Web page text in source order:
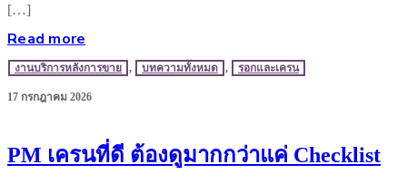
[…]
Read more
งานบริการหลังการขาย , บทความทั้งหมด , รอกและเครน
17 กรกฎาคม 2026
PM เครนที่ดี ต้องดูมากกว่าแค่ Checklist